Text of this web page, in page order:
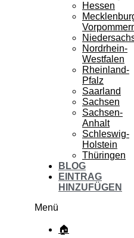
Hessen
Nordrhein-
Westfalen
Rheinland-
Pfalz
Saarland
Sachsen
Sachsen-
Anhalt
Schleswig-
Holstein
Thüringen
BLOG
EINTRAG
HINZUFÜGEN
Menü
🏠